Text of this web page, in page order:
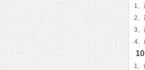
1
2、
3、
4、
1、